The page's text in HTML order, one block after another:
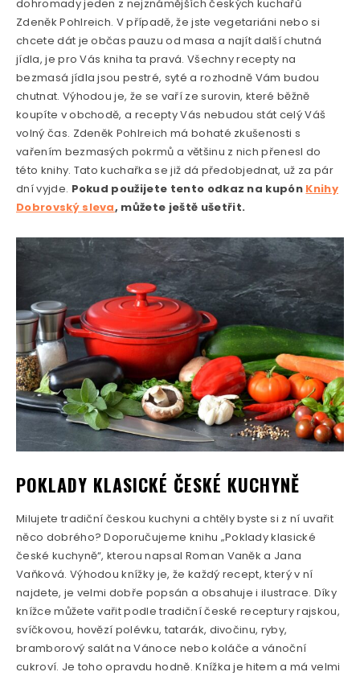
dohromady jeden z nejznámějších českých kuchařů
Zdeněk Pohlreich. V případě, že jste vegetariáni nebo si
chcete dát je občas pauzu od masa a najít další chutná
jídla, je pro Vás kniha ta pravá. Všechny recepty na
bezmasá jídla jsou pestré, syté a rozhodně Vám budou
chutnat. Výhodou je, že se vaří ze surovin, které běžně
koupíte v obchodě, a recepty Vás nebudou stát celý Váš
volný čas. Zdeněk Pohlreich má bohaté zkušenosti s
vařením bezmasých pokrmů a většinu z nich přenesl do
této knihy. Tato kuchařka se již dá předobjednat, už za pár
dní vyjde. Pokud použijete tento odkaz na kupón Knihy
Dobrovský sleva, můžete ještě ušetřit.
POKLADY KLASICKÉ ČESKÉ KUCHYNĚ
Milujete tradiční českou kuchyni a chtěly byste si z ní uvařit
něco dobrého? Doporučujeme knihu „Poklady klasické
české kuchyně“, kterou napsal Roman Vaněk a Jana
Vaňková. Výhodou knížky je, že každý recept, který v ní
najdete, je velmi dobře popsán a obsahuje i ilustrace. Díky
knížce můžete vařit podle tradiční české receptury rajskou,
svíčkovou, hovězí polévku, tatarák, divočinu, ryby,
bramborový salát na Vánoce nebo koláče a vánoční
cukroví. Je toho opravdu hodně. Knížka je hitem a má velmi